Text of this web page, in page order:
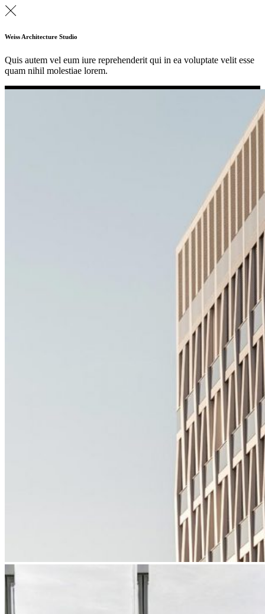
Weiss Architecture Studio
Quis autem vel eum iure reprehenderit qui in ea voluptate velit esse
quam nihil molestiae lorem.